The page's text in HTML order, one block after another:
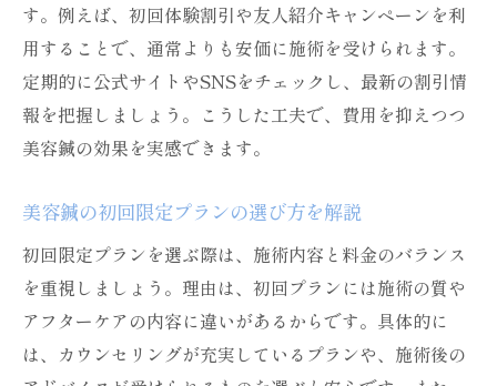
す。例えば、初回体験割引や友人紹介キャンペーンを利
用することで、通常よりも安価に施術を受けられます。
定期的に公式サイトやSNSをチェックし、最新の割引情
報を把握しましょう。こうした工夫で、費用を抑えつつ
美容鍼の効果を実感できます。
美容鍼の初回限定プランの選び方を解説
初回限定プランを選ぶ際は、施術内容と料金のバランス
を重視しましょう。理由は、初回プランには施術の質や
アフターケアの内容に違いがあるからです。具体的に
は、カウンセリングが充実しているプランや、施術後の